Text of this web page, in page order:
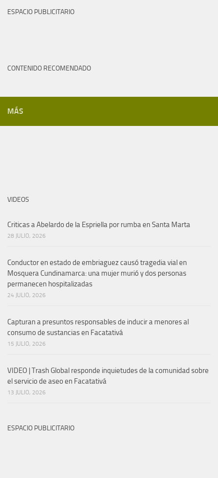
ESPACIO PUBLICITARIO
CONTENIDO RECOMENDADO
MÁS
VIDEOS
Criticas a Abelardo de la Espriella por rumba en Santa Marta
28 JULIO, 2026
Conductor en estado de embriaguez causó tragedia vial en
Mosquera Cundinamarca: una mujer murió y dos personas
permanecen hospitalizadas
24 JULIO, 2026
Capturan a presuntos responsables de inducir a menores al
consumo de sustancias en Facatativá
15 JULIO, 2026
VIDEO | Trash Global responde inquietudes de la comunidad sobre
el servicio de aseo en Facatativá
13 JULIO, 2026
ESPACIO PUBLICITARIO